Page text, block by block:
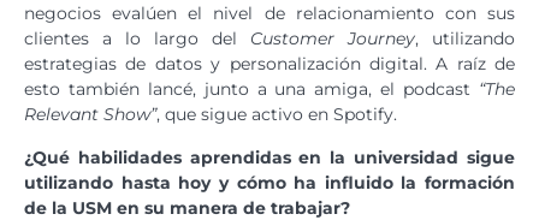
negocios evalúen el nivel de relacionamiento con sus
clientes a lo largo del Customer Journey, utilizando
estrategias de datos y personalización digital. A raíz de
esto también lancé, junto a una amiga, el podcast “The
Relevant Show”, que sigue activo en Spotify.
¿Qué habilidades aprendidas en la universidad sigue
utilizando hasta hoy y cómo ha influido la formación
de la USM en su manera de trabajar?